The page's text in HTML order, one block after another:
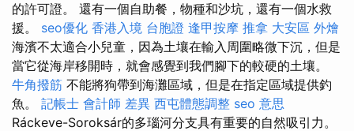
的許可證。 還有一個自助餐，物種和沙坑，還有一個水救
援。 seo優化 香港入境 台胞證 逢甲按摩 推拿 大安區 外燴
海濱不太適合小兒童，因為土壤在輸入周圍略微下沉，但是
當它從海岸移開時，就會感覺到我們腳下的較硬的土壤。
牛角撥筋 不能將狗帶到海灘區域，但是在指定區域提供釣
魚。 記帳士 會計師 差異 西屯體態調整 seo 意思
Ráckeve-Soroksár的多瑙河分支具有重要的自然吸引力。